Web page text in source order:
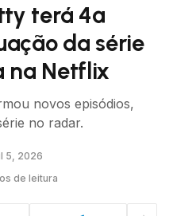
terá 4ª
da série
na Netflix
novos episódios,
no radar.
5, 2026
de leitura